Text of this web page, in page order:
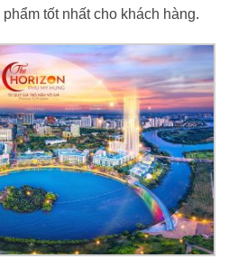
tốt nhất cho khách hàng.